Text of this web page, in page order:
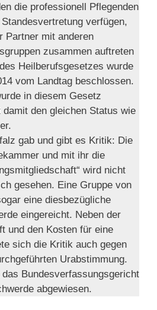
die professionell Pflegenden
verfügen,
Partner mit anderen
zusammen auftreten
Heilberufsgesetzes wurde
vom Landtag beschlossen.
in diesem Gesetz
den gleichen Status wie
gab und gibt es Kritik: Die
und mit ihr die
wird nicht
gesehen. Eine Gruppe von
eine diesbezügliche
eingereicht. Neben der
und den Kosten für eine
sich die Kritik auch gegen
Urabstimmung.
Bundesverfassungsgericht
abgewiesen.